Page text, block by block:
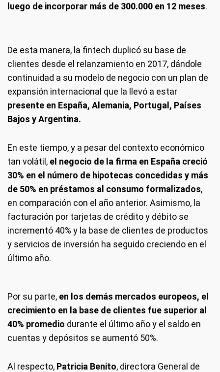
luego de incorporar más de 300.000 en 12 meses.
De esta manera, la fintech duplicó su base de
clientes desde el relanzamiento en 2017, dándole
continuidad a su modelo de negocio con un plan de
expansión internacional que la llevó a estar
presente en España, Alemania, Portugal, Países
Bajos y Argentina.
En este tiempo, y a pesar del contexto económico
tan volátil, el negocio de la firma en España creció
30% en el número de hipotecas concedidas y más
de 50% en préstamos al consumo formalizados,
en comparación con el año anterior. Asimismo, la
facturación por tarjetas de crédito y débito se
incrementó 40% y la base de clientes de productos
y servicios de inversión ha seguido creciendo en el
último año.
Por su parte, en los demás mercados europeos, el
crecimiento en la base de clientes fue superior al
40% promedio durante el último año y el saldo en
cuentas y depósitos se aumentó 50%.
Al respecto, Patricia Benito, directora General de